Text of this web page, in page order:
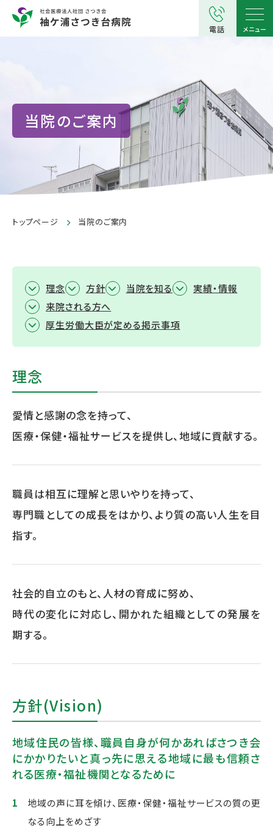
電話 メニュー
当院のご案内
トップページ 当院のご案内
理念 方針 当院を知る
実績・情報
来院される方へ
厚生労働大臣が定める掲示事項
理念
愛情と感謝の念を持って、
医療・保健・福祉サービスを提供し、地域に貢献する。
職員は相互に理解と思いやりを持って、
専門職としての成長をはかり、より質の高い人生を目
指す。
社会的自立のもと、人材の育成に努め、
時代の変化に対応し、開かれた組織としての発展を
期する。
方針(Vision)
地域住民の皆様、職員自身が何かあればさつき会
にかかりたいと真っ先に思える地域に最も信頼さ
れる医療・福祉機関となるために
地域の声に耳を傾け、医療・保健・福祉サービスの質の更
なる向上をめざす